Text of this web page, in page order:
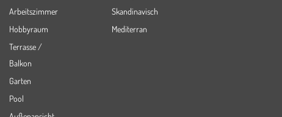
Arbeitszimmer
Hobbyraum
Terrasse /
Balkon
Garten
Pool
Skandinavisch
Mediterran